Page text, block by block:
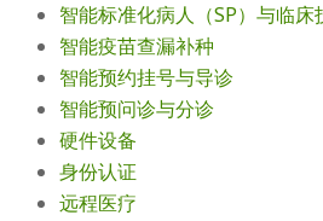
智能标准化病人（SP）与临床
智能疫苗查漏补种
智能预约挂号与导诊
智能预问诊与分诊
硬件设备
身份认证
远程医疗